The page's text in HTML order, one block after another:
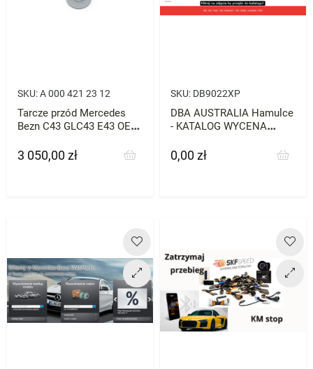
SKU:A 000 421 23 12
Tarcze przód Mercedes
Bezn C43 GLC43 E43 OEM
Cena
3 050,00 zł
SKU: DB9022XP
DBA AUSTRALIA Hamulce
- KATALOG WYCENA
SWOJEGO AUTA
Cena
0,00 zł